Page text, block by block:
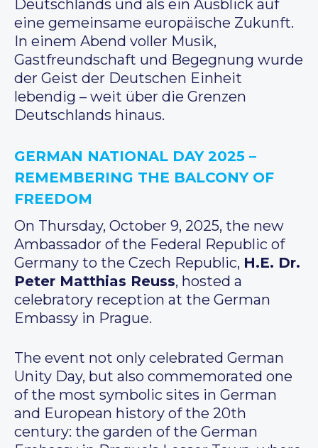
Deutschlands und als ein Ausblick auf
eine gemeinsame europäische Zukunft.
In einem Abend voller Musik,
Gastfreundschaft und Begegnung wurde
der Geist der Deutschen Einheit
lebendig – weit über die Grenzen
Deutschlands hinaus.
GERMAN NATIONAL DAY 2025 –
REMEMBERING THE BALCONY OF
FREEDOM
On Thursday, October 9, 2025, the new
Ambassador of the Federal Republic of
Germany to the Czech Republic, H.E. Dr.
Peter Matthias Reuss, hosted a
celebratory reception at the German
Embassy in Prague.
The event not only celebrated German
Unity Day, but also commemorated one
of the most symbolic sites in German
and European history of the 20th
century: the garden of the German